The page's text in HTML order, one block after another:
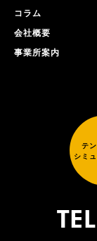
コラム
会社概要
事業所案内
テ
シミ